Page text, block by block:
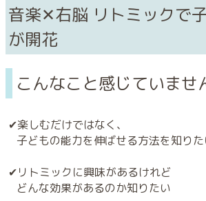
音楽✕右脳 リトミックで
が開花
こんなこと感じていませ
✔︎︎︎︎楽しむだけではなく、
子どもの能力を伸ばせる方法を知りた
✔︎︎︎︎リトミックに興味があるけれど
どんな効果があるのか知りたい